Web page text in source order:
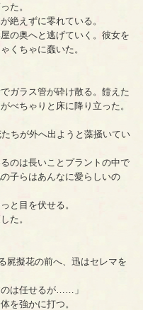
た。
絶えずに零れている。
の奥へと逃げていく。彼女を
くちゃに蠢いた。
ガラス管が砕け散る。饐えた
べちゃりと床に降り立った。
ちが外へ出ようと藻掻いてい
のは長いことプラントの中で
子らはあんなに愛らしいの
と目を伏せる。
た。
屍擬花の前へ、迅はセレマを
のは任せるが……」
を強かに打つ。